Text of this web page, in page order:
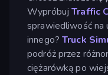
WypróbujTraffic
sprawiedliwość na
innego?Truck
podróż przez
ciężarówką po